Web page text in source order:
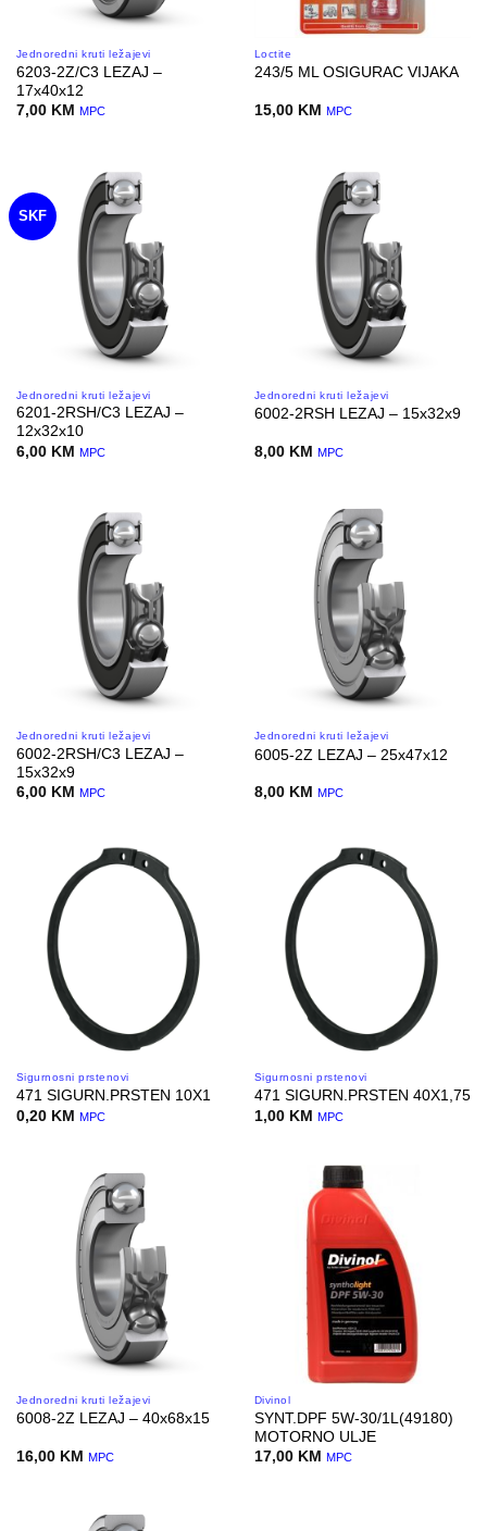
Jednoredni kruti ležajevi
6203-2Z/C3 LEZAJ –
17x40x12
7,00 KM MPC
Loctite
243/5 ML OSIGURAC VIJAKA
15,00 KM MPC
SKF
Jednoredni kruti ležajevi
6201-2RSH/C3 LEZAJ –
12x32x10
6,00 KM MPC
Jednoredni kruti ležajevi
6002-2RSH LEZAJ – 15x32x9
8,00 KM MPC
Jednoredni kruti ležajevi
6002-2RSH/C3 LEZAJ –
15x32x9
6,00 KM MPC
Jednoredni kruti ležajevi
6005-2Z LEZAJ – 25x47x12
8,00 KM MPC
Sigurnosni prstenovi
471 SIGURN.PRSTEN 10X1
0,20 KM MPC
Sigurnosni prstenovi
471 SIGURN.PRSTEN 40X1,75
1,00 KM MPC
Jednoredni kruti ležajevi
6008-2Z LEZAJ – 40x68x15
16,00 KM MPC
Divinol
SYNT.DPF 5W-30/1L(49180)
MOTORNO ULJE
17,00 KM MPC